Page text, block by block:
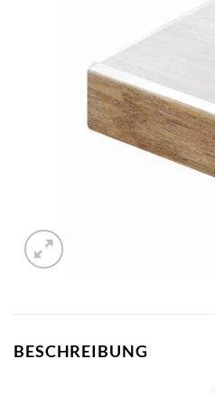
BESCHREIBUNG